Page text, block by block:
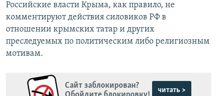
Российские власти Крыма, как правило, не
комментируют действия силовиков РФ в
отношении крымских татар и других
преследуемых по политическим либо религиозным
мотивам.
Сайт заблокирован?
читать >